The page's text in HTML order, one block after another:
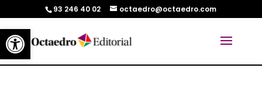
Abrir barra de herramientas
93 246 40 02 octaedro@octaedro.com